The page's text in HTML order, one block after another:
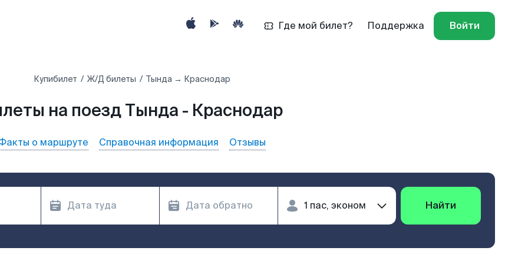
Где мой билет? Поддержка Войти
Купибилет Ж/Д билеты Тында → Краснодар
на поезд Тында - Краснодар
о маршруте Справочная информация Отзывы
Найти